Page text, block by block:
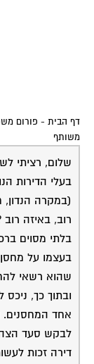
דף הבית - פורום
משותף
שלום, רציתי
בעלי הדירות
(במקרה
רוב, באיזה
בלתי מסוים
שהוא רשאי
ובתוך כך,
אחד המחסנים.
לבקש סעד
דירה זכות